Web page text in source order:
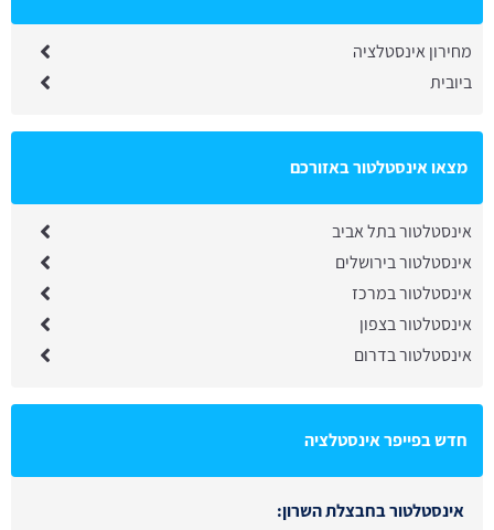
מחירון אינסטלציה
ביובית
מצאו אינסטלטור באזורכם
אינסטלטור בתל אביב
אינסטלטור בירושלים
אינסטלטור במרכז
אינסטלטור בצפון
אינסטלטור בדרום
חדש בפייפר אינסטלציה
אינסטלטור בחבצלת השרון: